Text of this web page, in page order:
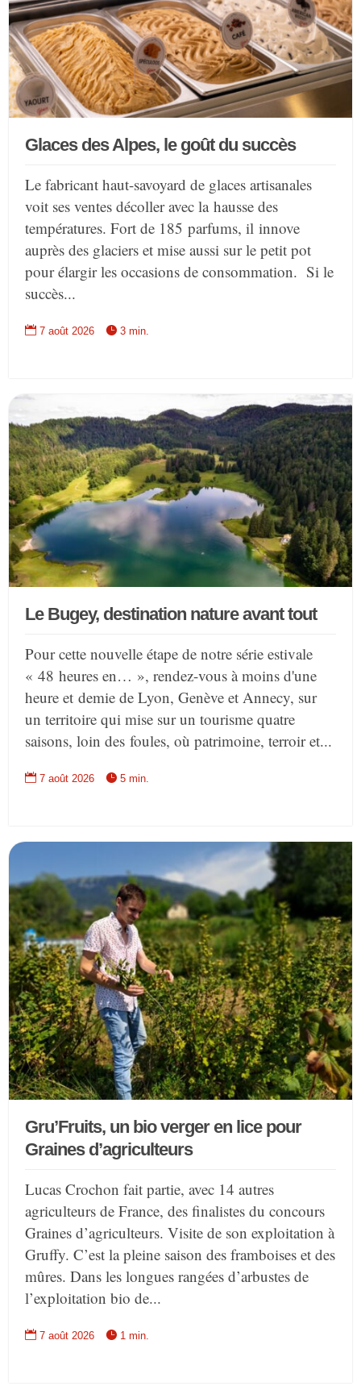
Glaces des Alpes, le goût du succès
Le fabricant haut-savoyard de glaces artisanales
voit ses ventes décoller avec la hausse des
températures. Fort de 185 parfums, il innove
auprès des glaciers et mise aussi sur le petit pot
pour élargir les occasions de consommation. Si le
succès...
 7 août 2026  3 min.
Le Bugey, destination nature avant tout
Pour cette nouvelle étape de notre série estivale
« 48 heures en… », rendez-vous à moins d'une
heure et demie de Lyon, Genève et Annecy, sur
un territoire qui mise sur un tourisme quatre
saisons, loin des foules, où patrimoine, terroir et...
 7 août 2026  5 min.
Gru’Fruits, un bio verger en lice pour
Graines d’agriculteurs
Lucas Crochon fait partie, avec 14 autres
agriculteurs de France, des finalistes du concours
Graines d’agriculteurs. Visite de son exploitation à
Gruffy. C’est la pleine saison des framboises et des
mûres. Dans les longues rangées d’arbustes de
l’exploitation bio de...
 7 août 2026  1 min.